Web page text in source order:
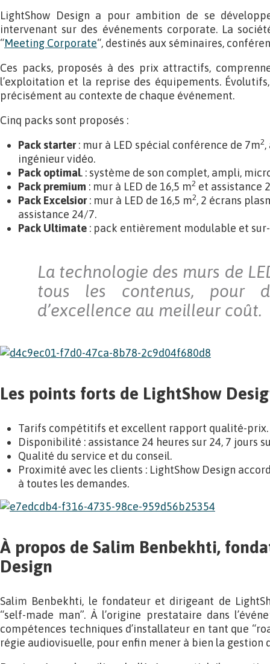
LightShow Design a pour ambition de se
intervenant sur des événements corporate. La
“Meeting Corporate“, destinés aux séminaires,
Ces packs, proposés à des prix attractifs,
l’exploitation et la reprise des équipements.
précisément au contexte de chaque événement.
Cinq packs sont proposés :
Pack starter: mur à LED spécial conférence de 7m2
ingénieur vidéo.
Pack optimal. : système de son complet, ampli,
Pack premium : mur à LED de 16,5 m2 et assistance
Pack Excelsior: mur à LED de 16,5 m2, 2 écrans
assistance 24/7.
Pack Ultimate : pack entièrement modulable et
La technologie des murs de
tous les contenus, pour
d’excellence au meilleur coût.
Les points forts de LightShow
Tarifs compétitifs et excellent rapport qualité-prix.
Disponibilité : assistance 24 heures sur 24, 7 jours
Qualité du service et du conseil.
Proximité avec les clients : LightShow Design
à toutes les demandes.
À propos de Salim Benbekhti,
Design
Salim Benbekhti, le fondateur et dirigeant de
“self-made man”. À l’origine prestataire dans
compétences techniques d’installateur en tant que
régie audiovisuelle, pour enfin mener à bien la gestion